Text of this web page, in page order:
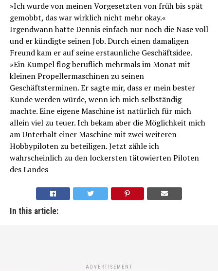
»Ich wurde von meinen Vorgesetzten von früh bis spät
gemobbt, das war wirklich nicht mehr okay.«
Irgendwann hatte Dennis einfach nur noch die Nase voll
und er kündigte seinen Job. Durch einen damaligen
Freund kam er auf seine erstaunliche Geschäftsidee.
»Ein Kumpel flog beruflich mehrmals im Monat mit
kleinen Propellermaschinen zu seinen
Geschäftsterminen. Er sagte mir, dass er mein bester
Kunde werden würde, wenn ich mich selbständig
machte. Eine eigene Maschine ist natürlich für mich
allein viel zu teuer. Ich bekam aber die Möglichkeit mich
am Unterhalt einer Maschine mit zwei weiteren
Hobbypiloten zu beteiligen. Jetzt zähle ich
wahrscheinlich zu den lockersten tätowierten Piloten
des Landes
In this article:
ADVERTISEMENT